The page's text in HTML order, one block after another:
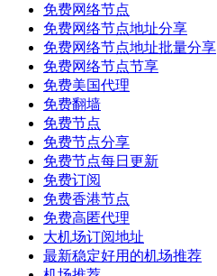
免费网络节点
免费网络节点地址分享
免费网络节点地址批量分享
免费网络节点节享
免费美国代理
免费翻墙
免费节点
免费节点分享
免费节点每日更新
免费订阅
免费香港节点
免费高匿代理
大机场订阅地址
最新稳定好用的机场推荐